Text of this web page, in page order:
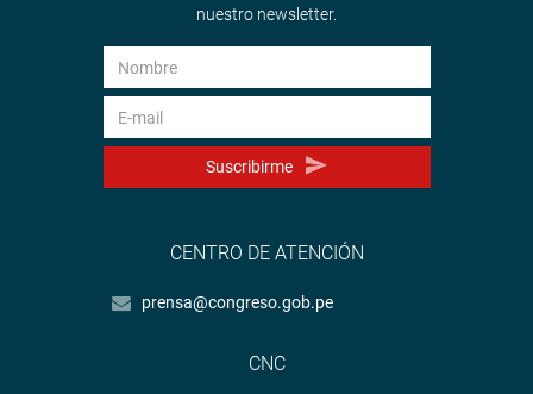
nuestro newsletter.
Suscribirme
CENTRO DE ATENCIÓN
prensa@congreso.gob.pe
CNC